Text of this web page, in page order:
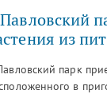
из
парк
в